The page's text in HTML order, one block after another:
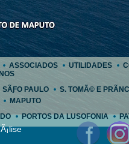
ASSOCIADOS UTILIDADES
SÃƑO PAULO
S. TOMÃ© E
MAPUTO
PORTOS DA LUSOFONIA